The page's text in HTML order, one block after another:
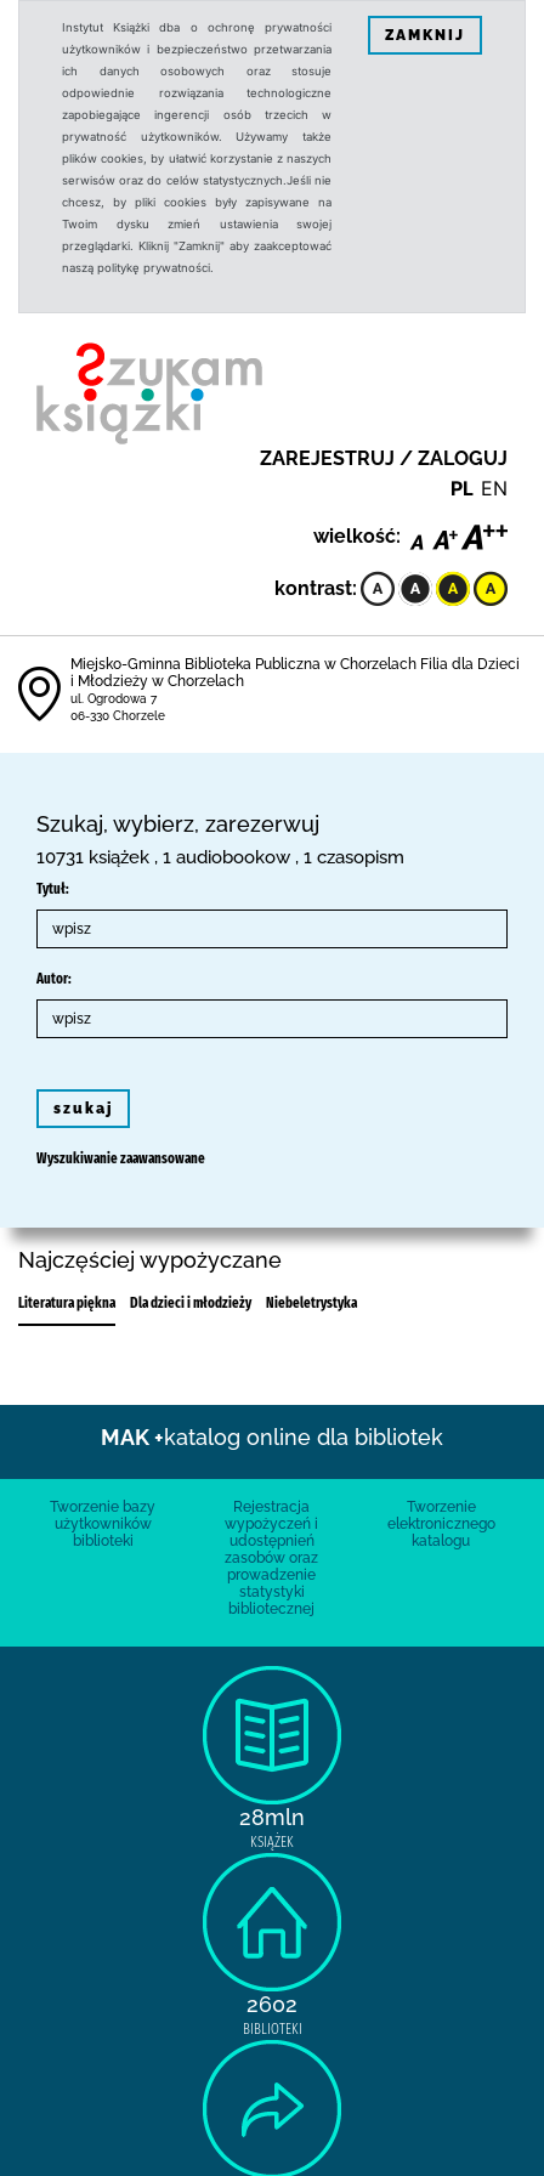
Instytut Książki dba o ochronę prywatności
użytkowników i bezpieczeństwo przetwarzania
ich danych osobowych oraz stosuje
odpowiednie rozwiązania technologiczne
zapobiegające ingerencji osób trzecich w
prywatność użytkowników. Używamy także
plików cookies, by ułatwić korzystanie z naszych
serwisów oraz do celów statystycznych.Jeśli nie
chcesz, by pliki cookies były zapisywane na
Twoim dysku zmień ustawienia swojej
przeglądarki. Kliknij "Zamknij" aby zaakceptować
naszą politykę prywatności.
ZAMKNIJ
ZAREJESTRUJ / ZALOGUJ
PL EN
wielkość:
kontrast:
Miejsko-Gminna Biblioteka Publiczna w Chorzelach Filia dla Dzieci
i Młodzieży w Chorzelach
ul. Ogrodowa 7
06-330 Chorzele
Szukaj, wybierz, zarezerwuj
10731 książek , 1 audiobookow , 1 czasopism
Tytuł:
Autor:
szukaj
Wyszukiwanie zaawansowane
Najczęściej wypożyczane
Literatura piękna Dla dzieci i młodzieży Niebeletrystyka
MAK +katalog online dla bibliotek
Tworzenie bazy
użytkowników
biblioteki
Rejestracja
wypożyczeń i
udostępnień
zasobów oraz
prowadzenie
statystyki
bibliotecznej
Tworzenie
elektronicznego
katalogu
28mln
KSIĄŻEK
2602
BIBLIOTEKI